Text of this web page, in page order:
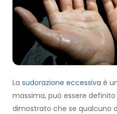
La sudorazione eccessiva è
massima, può essere
dimostrato che se qualcuno